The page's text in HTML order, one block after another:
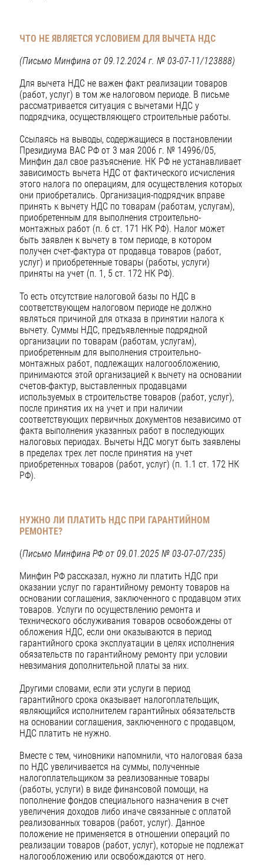
ЧТО НЕ ЯВЛЯЕТСЯ УСЛОВИЕМ ДЛЯ ВЫЧЕТА НДС
(Письмо Минфина от 09.12.2024 г. № 03-07-11/123888)
Для вычета НДС не важен факт реализации товаров
(работ, услуг) в том же налоговом периоде. В письме
рассматривается ситуация с вычетами НДС у
подрядчика, осуществляющего строительные работы.
Ссылаясь на выводы, содержащиеся в постановлении
Президиума ВАС РФ от 3 мая 2006 г. № 14996/05,
Минфин дал свое разъяснение. НК РФ не устанавливает
зависимость вычета НДС от фактического исчисления
этого налога по операциям, для осуществления которых
они приобретались. Организация-подрядчик вправе
принять к вычету НДС по товарам (работам, услугам),
приобретенным для выполнения строительно-
монтажных работ (п. 6 ст. 171 НК РФ). Налог может
быть заявлен к вычету в том периоде, в котором
получен счет-фактура от продавца товаров (работ,
услуг) и приобретенные товары (работы, услуги)
приняты на учет (п. 1, 5 ст. 172 НК РФ).
То есть отсутствие налоговой базы по НДС в
соответствующем налоговом периоде не должно
являться причиной для отказа в принятии налога к
вычету. Суммы НДС, предъявленные подрядной
организации по товарам (работам, услугам),
приобретенным для выполнения строительно-
монтажных работ, подлежащих налогообложению,
принимаются этой организацией к вычету на основании
счетов-фактур, выставленных продавцами
используемых в строительстве товаров (работ, услуг),
после принятия их на учет и при наличии
соответствующих первичных документов независимо от
факта выполнения указанных работ в последующих
налоговых периодах. Вычеты НДС могут быть заявлены
в пределах трех лет после принятия на учет
приобретенных товаров (работ, услуг) (п. 1.1 ст. 172 НК
РФ).
НУЖНО ЛИ ПЛАТИТЬ НДС ПРИ ГАРАНТИЙНОМ
РЕМОНТЕ?
(Письмо Минфина РФ от 09.01.2025 № 03-07-07/235)
Минфин РФ рассказал, нужно ли платить НДС при
оказании услуг по гарантийному ремонту товаров на
основании соглашения, заключенного с продавцом этих
товаров. Услуги по осуществлению ремонта и
технического обслуживания товаров освобождены от
обложения НДС, если они оказываются в период
гарантийного срока эксплуатации в целях исполнения
обязательств по гарантийному ремонту при условии
невзимания дополнительной платы за них.
Другими словами, если эти услуги в период
гарантийного срока оказывает налогоплательщик,
являющийся исполнителем гарантийных обязательств
на основании соглашения, заключенного с продавцом,
НДС платить не нужно.
Вместе с тем, чиновники напомнили, что налоговая база
по НДС увеличивается на суммы, полученные
налогоплательщиком за реализованные товары
(работы, услуги) в виде финансовой помощи, на
пополнение фондов специального назначения в счет
увеличения доходов либо иначе связанные с оплатой
реализованных товаров (работ, услуг). Данное
положение не применяется в отношении операций по
реализации товаров (работ, услуг), которые не подлежат
налогообложению или освобождаются от него.